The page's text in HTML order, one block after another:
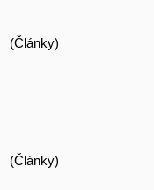
(Články)
(Články)